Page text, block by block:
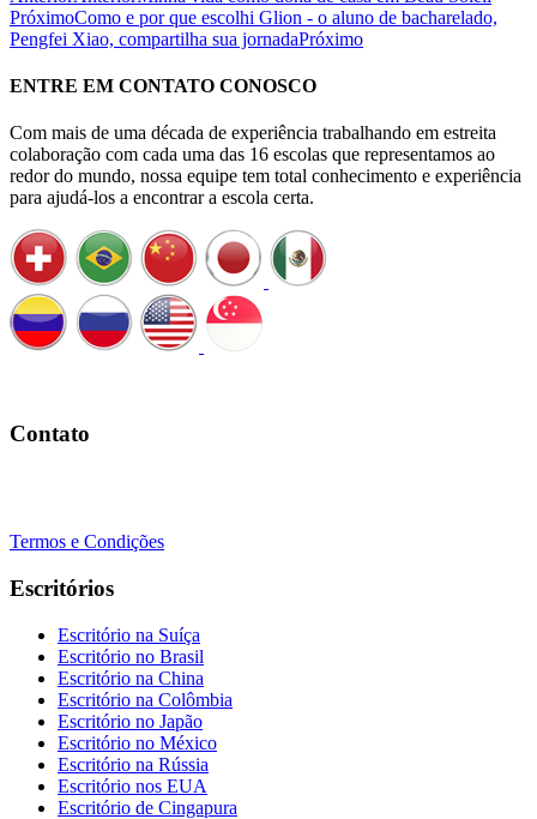
PróximoComo e por que escolhi Glion - o aluno de bacharelado,
Pengfei Xiao, compartilha sua jornadaPróximo
ENTRE EM CONTATO CONOSCO
Com mais de uma década de experiência trabalhando em estreita
colaboração com cada uma das 16 escolas que representamos ao
redor do mundo, nossa equipe tem total conhecimento e experiência
para ajudá-los a encontrar a escola certa.
Contato
Termos e Condições
Escritórios
Escritório na Suíça
Escritório no Brasil
Escritório na China
Escritório na Colômbia
Escritório no Japão
Escritório no México
Escritório na Rússia
Escritório nos EUA
Escritório de Cingapura